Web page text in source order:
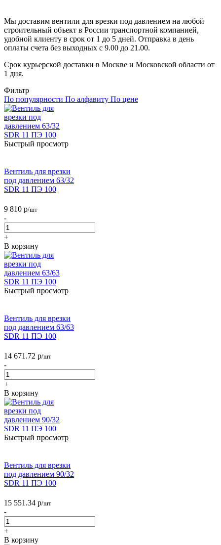
Мы доставим вентили для врезки под давлением на любой
строительный объект в России транспортной компанией,
удобной клиенту в срок от 1 до 5 дней. Отправка в день
оплаты счета без выходных с 9.00 до 21.00.
Срок курьерской доставки в Москве и Московской области от
1 дня.
Фильтр
По популярности По алфавиту По цене
Быстрый просмотр
Вентиль для врезки
под давлением 63/32
SDR 11 ПЭ 100
9 810 р/шт
-
+
В корзину
Быстрый просмотр
Вентиль для врезки
под давлением 63/63
SDR 11 ПЭ 100
14 671.72 р/шт
-
+
В корзину
Быстрый просмотр
Вентиль для врезки
под давлением 90/32
SDR 11 ПЭ 100
15 551.34 р/шт
-
+
В корзину